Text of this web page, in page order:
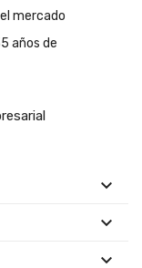
mercado
años de


